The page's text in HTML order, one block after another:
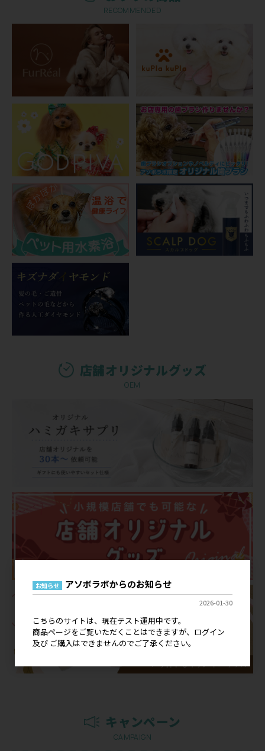
RECOMMENDED
店舗オリジナルグッズ
OEM
キャンペーン
CAMPAIGN
お知らせ アソボラボからのお知らせ
2026-01-30
こちらのサイトは、現在テスト運用中です。
商品ページをご覧いただくことはできますが、ログイン
及び ご購入はできませんのでご了承ください。